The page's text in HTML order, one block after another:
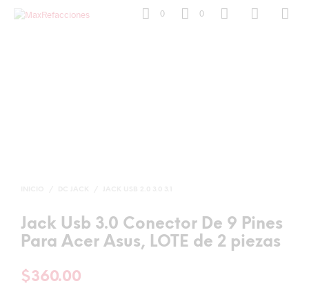
0 0
Jack Usb 3.0 Conector De 9 Pines
Para Acer Asus, LOTE de 2 piezas
$360.00